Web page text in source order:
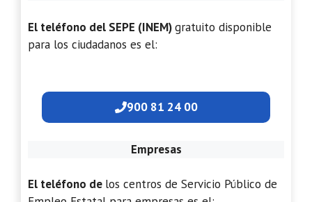
El teléfono del SEPE (INEM)gratuito disponible
para los ciudadanos es el:
900 81 24 00
Empresas
El teléfono de los centros de Servicio Público de